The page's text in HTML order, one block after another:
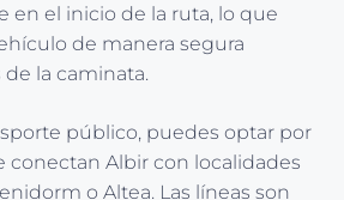
en el inicio de la ruta, lo que
de manera segura
la caminata.
público, puedes optar por
conectan Albir con localidades
o Altea. Las líneas son